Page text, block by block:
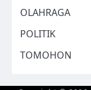
OLAHRAGA
POLITIK
TOMOHON